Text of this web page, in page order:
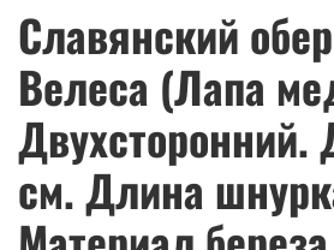
Славянский
Велеса (Лапа
Двухсторонний.
см. Длина